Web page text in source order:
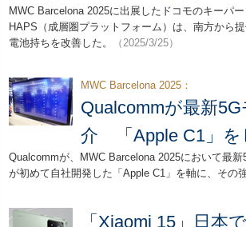
MWC Barcelona 2025に出展したドコモのキーパ
HAPS（成層圏プラットフォーム）は、南方から
電池持ちを改善した。
（2025/3/25）
MWC Barcelona 2025：
Qualcommが最新
介 「Apple C1」を
Qualcommが、MWC Barcelona 2025において最
が初めて自社開発した「Apple C1」を軸に、その
「Xiaomi 15」日